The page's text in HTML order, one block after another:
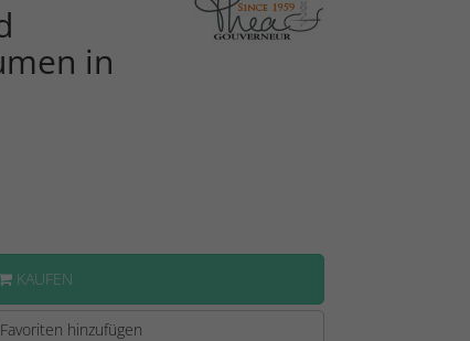
in
KAUFEN
hinzufügen